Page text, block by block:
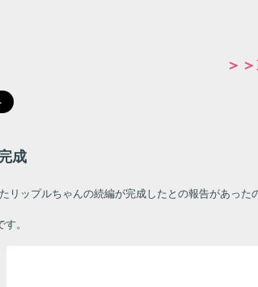
＞
成
リップルちゃんの続編が完成したとの報告があっ
。